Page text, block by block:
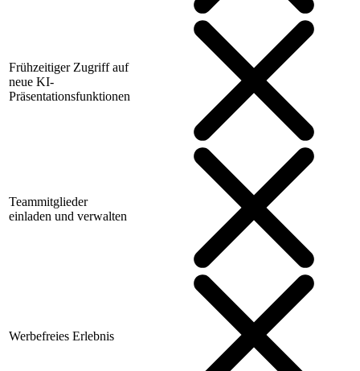
Frühzeitiger Zugriff auf
neue KI-
Präsentationsfunktionen
Teammitglieder
einladen und verwalten
Werbefreies Erlebnis